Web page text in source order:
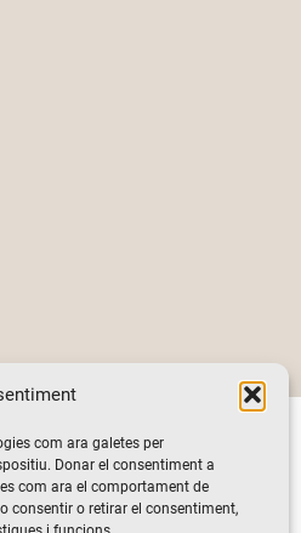
com ara galetes per
Donar el consentiment a
com ara el comportament de
consentir o retirar el consentiment,